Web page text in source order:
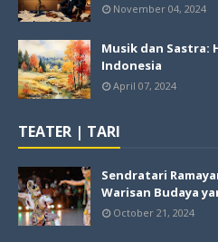
November 04, 2024
Musik dan Sastra:
Indonesia
April 07, 2024
TEATER | TARI
Sendratari
Warisan Budaya
October 21, 2024